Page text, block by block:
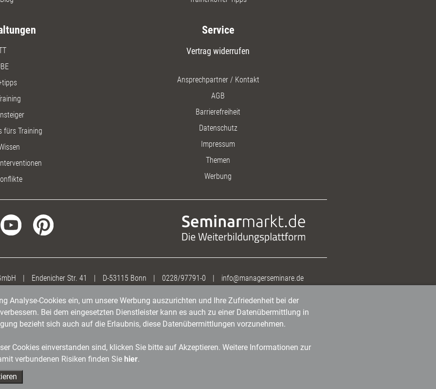
fürs Training
Service
Vertrag widerrufen
Ansprechpartner / Kontakt
AGB
Barrierefreiheit
Datenschutz
Impressum
Themen
Werbung
| Endenicher Str. 41 | D-53115 Bonn | 0228/97791-0 | info@managerseminare.de
Analyse-Cookies ein, um unsere Werbung auszurichten und Ihre Zufriedenheit bei der
Bei dem eingesetzten Dienstleister kann es auch zu einer Datenübermittlung in
bezieht sich auch auf die Erlaubnis, diese Datenübermittlungen vorzunehmen.
Cookies einverstanden sind, klicken Sie bitte auf Akzeptieren. Weitere Informationen zur
verbundenen Risiken finden Sie hier.